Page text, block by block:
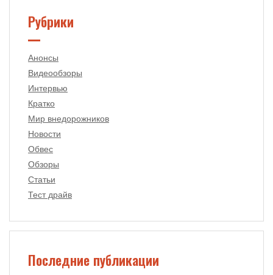
Рубрики
Анонсы
Видеообзоры
Интервью
Кратко
Мир внедорожников
Новости
Обвес
Обзоры
Статьи
Тест драйв
Последние публикации